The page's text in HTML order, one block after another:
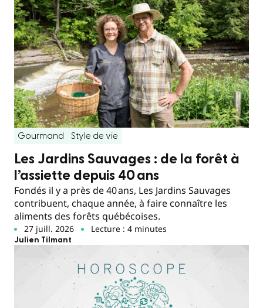
Gourmand Style de vie
Les Jardins Sauvages : de la forêt à
l’assiette depuis 40 ans
Fondés il y a près de 40 ans, Les Jardins Sauvages
contribuent, chaque année, à faire connaître les
aliments des forêts québécoises.
27 juill. 2026 Lecture : 4 minutes
Julien Tilmant